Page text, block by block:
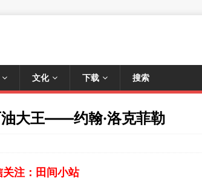
文化 下载 搜索
大王——约翰·洛克菲勒
注：田间小站